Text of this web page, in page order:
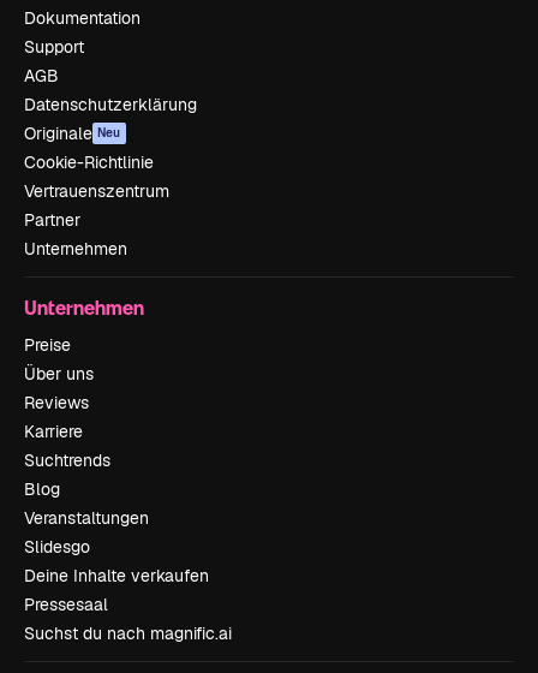
Dokumentation
Support
AGB
Datenschutzerklärung
Originale Neu
Cookie-Richtlinie
Vertrauenszentrum
Partner
Unternehmen
Unternehmen
Preise
Über uns
Reviews
Karriere
Suchtrends
Blog
Veranstaltungen
Slidesgo
Deine Inhalte verkaufen
Pressesaal
Suchst du nach magnific.ai